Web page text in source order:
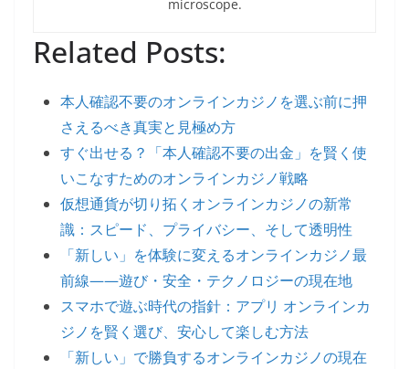
microscope.
Related Posts:
本人確認不要のオンラインカジノを選ぶ前に押
さえるべき真実と見極め方
すぐ出せる？「本人確認不要の出金」を賢く使
いこなすためのオンラインカジノ戦略
仮想通貨が切り拓くオンラインカジノの新常
識：スピード、プライバシー、そして透明性
「新しい」を体験に変えるオンラインカジノ最
前線――遊び・安全・テクノロジーの現在地
スマホで遊ぶ時代の指針：アプリ オンラインカ
ジノを賢く選び、安心して楽しむ方法
「新しい」で勝負するオンラインカジノの現在